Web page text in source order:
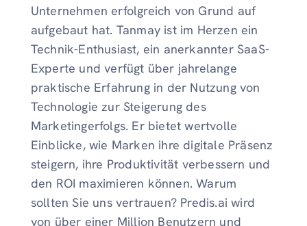
Unternehmen erfolgreich von Grund auf
aufgebaut hat. Tanmay ist im Herzen ein
Technik-Enthusiast, ein anerkannter SaaS-
Experte und verfügt über jahrelange
praktische Erfahrung in der Nutzung von
Technologie zur Steigerung des
Marketingerfolgs. Er bietet wertvolle
Einblicke, wie Marken ihre digitale Präsenz
steigern, ihre Produktivität verbessern und
den ROI maximieren können. Warum
sollten Sie uns vertrauen? Predis.ai wird
von über einer Million Benutzern und